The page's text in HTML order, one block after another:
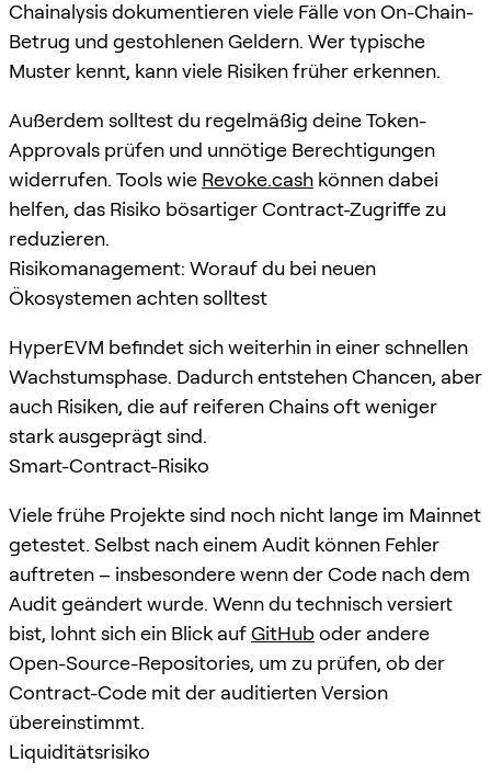
Chainalysis dokumentieren viele Fälle von On-Chain-
Betrug und gestohlenen Geldern. Wer typische
Muster kennt, kann viele Risiken früher erkennen.
Außerdem solltest du regelmäßig deine Token-
Approvals prüfen und unnötige Berechtigungen
widerrufen. Tools wie Revoke.cash können dabei
helfen, das Risiko bösartiger Contract-Zugriffe zu
reduzieren.
Risikomanagement: Worauf du bei neuen
Ökosystemen achten solltest
HyperEVM befindet sich weiterhin in einer schnellen
Wachstumsphase. Dadurch entstehen Chancen, aber
auch Risiken, die auf reiferen Chains oft weniger
stark ausgeprägt sind.
Smart-Contract-Risiko
Viele frühe Projekte sind noch nicht lange im Mainnet
getestet. Selbst nach einem Audit können Fehler
auftreten – insbesondere wenn der Code nach dem
Audit geändert wurde. Wenn du technisch versiert
bist, lohnt sich ein Blick aufGitHuboder andere
Open-Source-Repositories, um zu prüfen, ob der
Contract-Code mit der auditierten Version
übereinstimmt.
Liquiditätsrisiko